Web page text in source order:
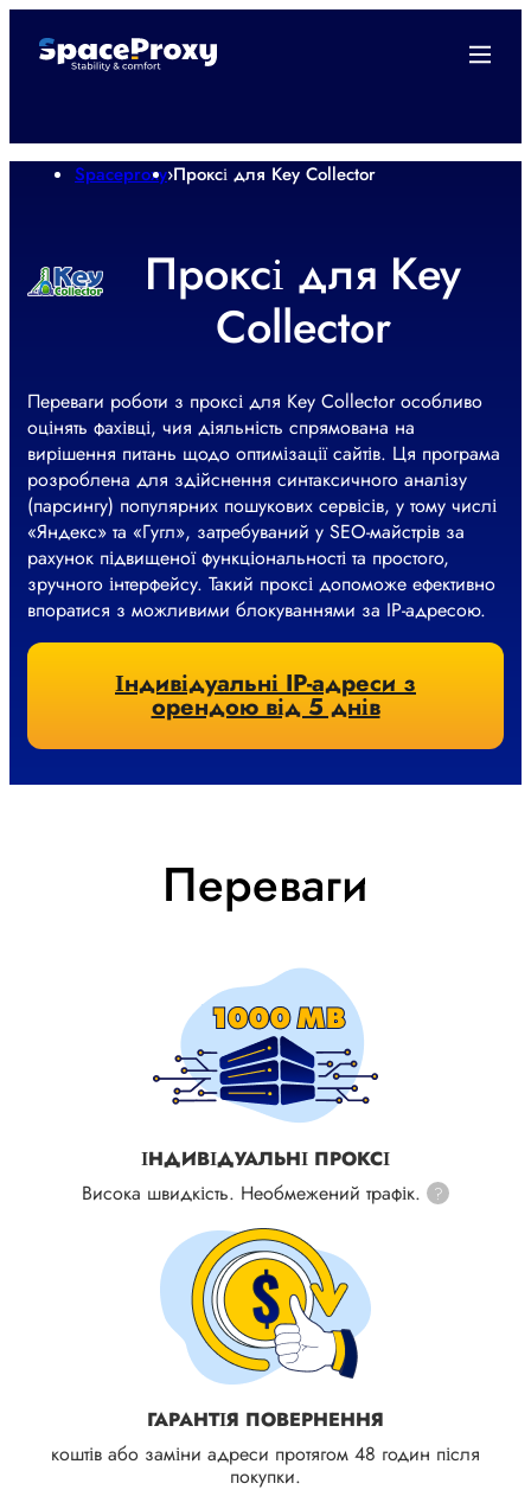
Spaceproxy›Проксі для Key Collector
Проксі для Key
Collector
Переваги роботи з проксі для Key Collector особливо
оцінять фахівці, чия діяльність спрямована на
вирішення питань щодо оптимізації сайтів. Ця програма
розроблена для здійснення синтаксичного аналізу
(парсингу) популярних пошукових сервісів, у тому числі
«Яндекс» та «Гугл», затребуваний у SEO-майстрів за
рахунок підвищеної функціональності та простого,
зручного інтерфейсу. Такий проксі допоможе ефективно
впоратися з можливими блокуваннями за IP-адресою.
Індивідуальні IP-адреси з
орендою від 5 днів
Переваги
ІНДИВІДУАЛЬНІ ПРОКСІ
Висока швидкість. Необмежений трафік.
?
ГАРАНТІЯ ПОВЕРНЕННЯ
коштів або заміни адреси протягом 48 годин після
покупки.